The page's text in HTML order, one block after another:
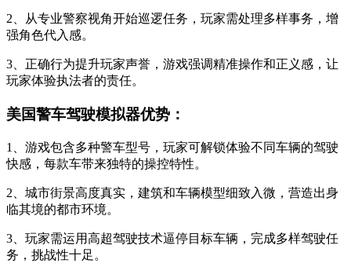
2、从专业警察视角开始巡逻任务，玩家需处理多样事务，增
强角色代入感。
3、正确行为提升玩家声誉，游戏强调精准操作和正义感，让
玩家体验执法者的责任。
美国警车驾驶模拟器优势：
1、游戏包含多种警车型号，玩家可解锁体验不同车辆的驾驶
快感，每款车带来独特的操控特性。
2、城市街景高度真实，建筑和车辆模型细致入微，营造出身
临其境的都市环境。
3、玩家需运用高超驾驶技术逼停目标车辆，完成多样驾驶任
务，挑战性十足。